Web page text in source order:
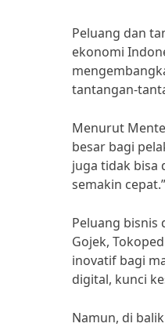
Peluang dan
ekonomi
tantangan-
Menurut
besar bagi
juga tidak bisa
semakin cepat.”
Peluang bisnis
Gojek,
inovatif bagi
digital, kunci
Namun, di